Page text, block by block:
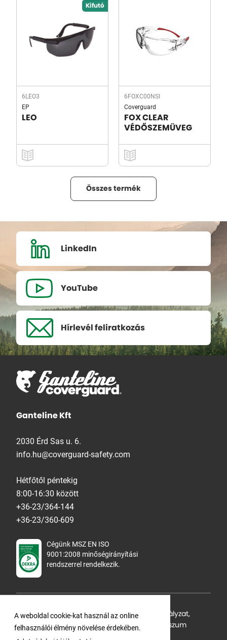
A weboldal cookie-kat használ az online
felhasználói élmény növelése érdekében.
Kifutó
6LEO3
EP
LEO
6FOXC00NSI
Coverguard
FOX CLEAR
VÉDŐSZEMÜVEG
Összes termék
LinkedIn
YouTube
Hírlevél feliratkozás
Ganteline Kft
2030 Érd Sas u. 6.
info.hu@coverguard-safety.com
Hétfőtől péntekig
8:00-16:30 között
+36-23/364-144
+36-23/360-609
Cégünk MSZ EN ISO
9001:2008 minőségirányítási
rendszerrel rendelkezik.
Adatvédelmi tájékoztató,Cookie Szabályzat,
Felhasználási feltételek,ÁSZF Impresszum